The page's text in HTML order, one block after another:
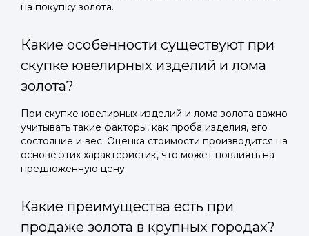
на покупку золота.
Какие особенности существуют при
скупке ювелирных изделий и лома
золота?
При скупке ювелирных изделий и лома золота важно
учитывать такие факторы, как проба изделия, его
состояние и вес. Оценка стоимости производится на
основе этих характеристик, что может повлиять на
предложенную цену.
Какие преимущества есть при
продаже золота в крупных городах?